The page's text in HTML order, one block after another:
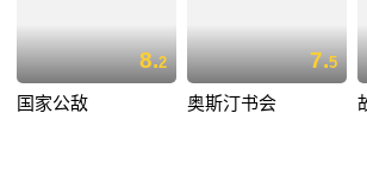
8.2
国家公敌
7.5
奥斯汀书会